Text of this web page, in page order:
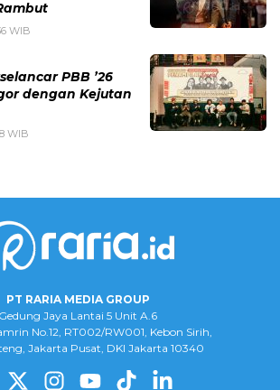
WIB
PBB ’26
dengan Kejutan
WIB
PT RARIA MEDIA GROUP
Gedung Jaya Lantai 5 Unit A.6
No.12, RT002/RW001, Kebon Sirih,
Jakarta Pusat, DKI Jakarta 10340